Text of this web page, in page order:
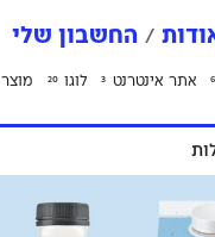
החשבון שלי
אתר אינטרנט 3 לוגו 20 מוצר